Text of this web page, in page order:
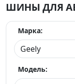
ШИНЫ ДЛЯ
Марка:
Модель: